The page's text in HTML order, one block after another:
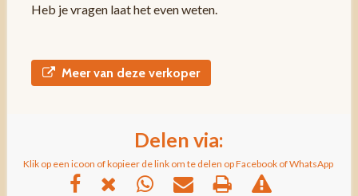
Heb je vragen laat het even weten.
Meer van deze verkoper
Delen via:
Klik op een icoon of kopieer de link om te delen op Facebook of WhatsApp